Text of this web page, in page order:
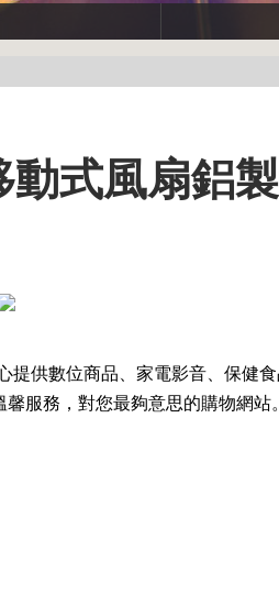
式風扇鋁
提供數位商品、家電影音、保健
服務，對您最夠意思的購物網站。